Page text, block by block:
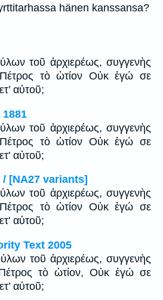
hänen kanssansa?
τοῦ ἀρχιερέως, συγγενὴς
τὸ ὠτίον Οὐκ ἐγώ σε
αὐτοῦ;
τοῦ ἀρχιερέως, συγγενὴς
τὸ ὠτίον Οὐκ ἐγώ σε
αὐτοῦ;
[NA27 variants]
τοῦ ἀρχιερέως, συγγενὴς
τὸ ὠτίον Οὐκ ἐγώ σε
αὐτοῦ;
Text 2005
τοῦ ἀρχιερέως, συγγενὴς
τὸ ὠτίον, Οὐκ ἐγώ σε
αὐτοῦ;